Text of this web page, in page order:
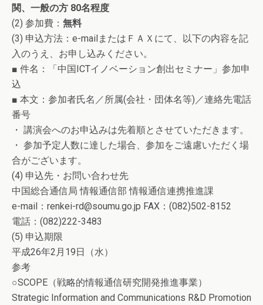
関、一般の方 80名程度
(2) 参加費： 無料
(3) 申込方法：e-mailまたはＦＡＸにて、以下の内容を記
入のうえ、お申し込みください。
■ 件名：「中国ICTイノベーション創出セミナー」参加申
込
■ 本文：参加者氏名／所属(会社・団体名等)／連絡先電話
番号
・ 講演会へのお申込みは先着順とさせていただきます。
・ 参加予定人数に達した場合、参加をご遠慮いただく場
合がございます。
(4) 申込先・お問い合わせ先
中国総合通信局 情報通信部 情報通信連携推進課
e-mail：renkei-rd@soumu.go.jp FAX：(082)502-8152
電話：(082)222-3483
(5) 申込期限
平成26年2月19日（水）
参考
○SCOPE（戦略的情報通信研究開発推進事業）
Strategic Information and Communications R&D Promotion